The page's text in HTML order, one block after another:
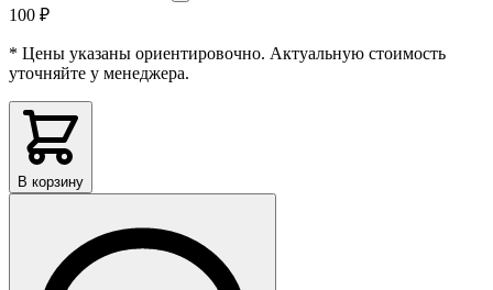
100 ₽
* Цены указаны ориентировочно. Актуальную стоимость
уточняйте у менеджера.
В корзину